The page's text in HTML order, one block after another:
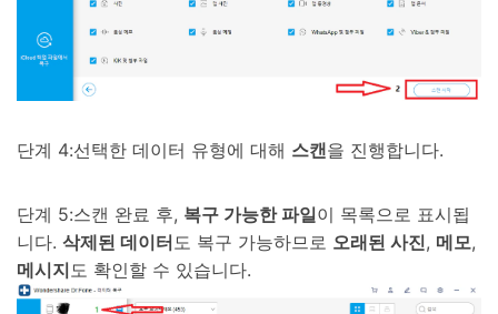
단계 4:선택한 데이터 유형에 대해 스캔을 진행합니다.
단계 5:스캔 완료 후, 복구 가능한 파일이 목록으로 표시됩
니다. 삭제된 데이터도 복구 가능하므로 오래된 사진, 메모,
메시지도 확인할 수 있습니다.